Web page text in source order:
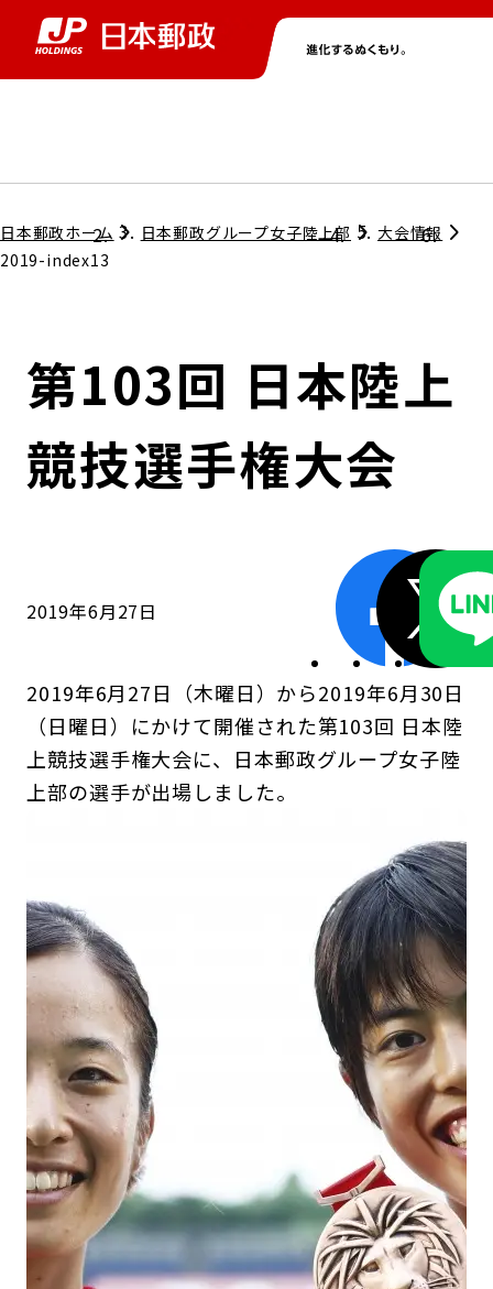
グループ情報トップ
コンプライアンス
ガバナンス
株主・投資家情報トップ
個人投資家のみなさまへ
株式情報
ニューストップ
サステナビリティトップ
担当役員メッセージ
サステナビリティマネジメント
ガバナンス
採用情報トップ
日本郵政ホーム 日本郵政グループ女子陸上部
大会情報
2019-index13
第103回 日本陸上
競技選手権大会
2019年6月27日
2019年6月27日（木曜日）から2019年6月30日
（日曜日）にかけて開催された第103回 日本陸
上競技選手権大会に、日本郵政グループ女子陸
上部の選手が出場しました。